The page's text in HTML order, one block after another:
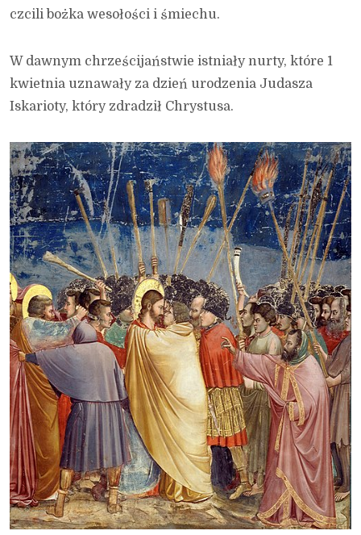
czcili bożka wesołości i śmiechu.
W dawnym chrześcijaństwie istniały nurty, które 1
kwietnia uznawały za dzień urodzenia Judasza
Iskarioty, który zdradził Chrystusa.